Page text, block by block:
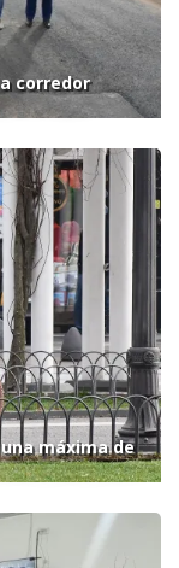
corredor
máxima de